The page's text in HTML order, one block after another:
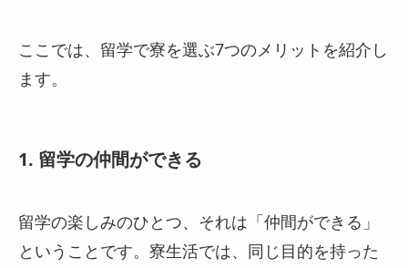
ここでは、留学で寮を選ぶ7つのメリットを紹介し
ます。
1. 留学の仲間ができる
留学の楽しみのひとつ、それは「仲間ができる」
ということです。寮生活では、同じ目的を持った